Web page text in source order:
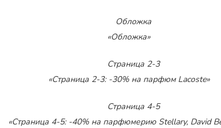
«Обложка»
«Страница 2-3: -30% на парфюм Lacoste»
«Страница 4-5: -40% на парфюмерию Stellary, David